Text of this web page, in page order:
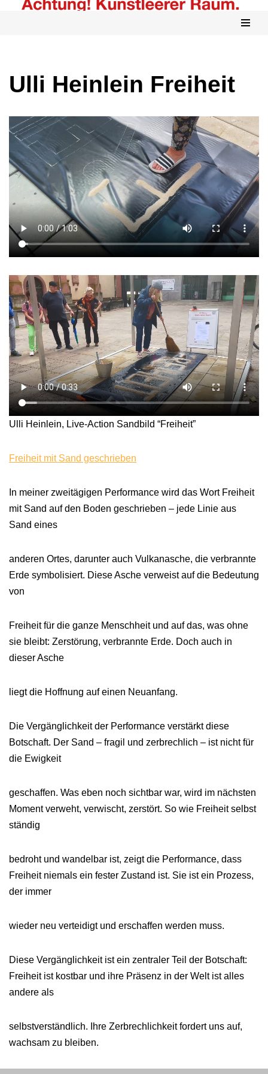
Ulli Heinlein Freiheit
Ulli Heinlein, Live-Action Sandbild “Freiheit”
Freiheit mit Sand geschrieben
In meiner zweitägigen Performance wird das Wort Freiheit
mit Sand auf den Boden geschrieben – jede Linie aus
Sand eines
anderen Ortes, darunter auch Vulkanasche, die verbrannte
Erde symbolisiert. Diese Asche verweist auf die Bedeutung
von
Freiheit für die ganze Menschheit und auf das, was ohne
sie bleibt: Zerstörung, verbrannte Erde. Doch auch in
dieser Asche
liegt die Hoffnung auf einen Neuanfang.
Die Vergänglichkeit der Performance verstärkt diese
Botschaft. Der Sand – fragil und zerbrechlich – ist nicht für
die Ewigkeit
geschaffen. Was eben noch sichtbar war, wird im nächsten
Moment verweht, verwischt, zerstört. So wie Freiheit selbst
ständig
bedroht und wandelbar ist, zeigt die Performance, dass
Freiheit niemals ein fester Zustand ist. Sie ist ein Prozess,
der immer
wieder neu verteidigt und erschaffen werden muss.
Diese Vergänglichkeit ist ein zentraler Teil der Botschaft:
Freiheit ist kostbar und ihre Präsenz in der Welt ist alles
andere als
selbstverständlich. Ihre Zerbrechlichkeit fordert uns auf,
wachsam zu bleiben.